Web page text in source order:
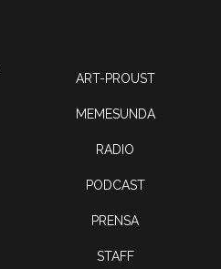
ART-PROUST
MEMESUNDA
RADIO
PODCAST
PRENSA
STAFF